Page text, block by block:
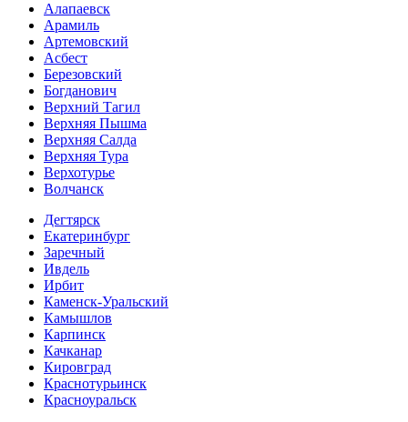
Алапаевск
Арамиль
Артемовский
Асбест
Березовский
Богданович
Верхний Тагил
Верхняя Пышма
Верхняя Салда
Верхняя Тура
Верхотурье
Волчанск
Дегтярск
Екатеринбург
Заречный
Ивдель
Ирбит
Каменск-Уральский
Камышлов
Карпинск
Качканар
Кировград
Краснотурьинск
Красноуральск